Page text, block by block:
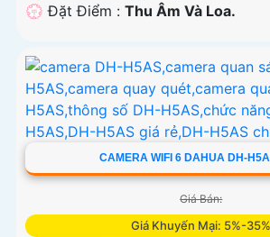
️💮 Đặt Điểm : Thu Âm Và Loa.
CAMERA WIFI 6 DAHUA DH-
Giá Bán:
Giá Khuyến Mại: 5%-35%